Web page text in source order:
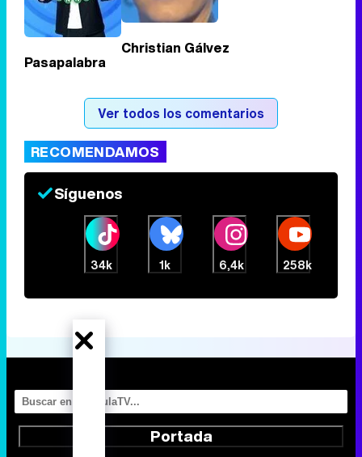
Pasapalabra
Christian Gálvez
Ver todos los comentarios
RECOMENDAMOS
Síguenos
34k 1k 6,4k 258k
Portada